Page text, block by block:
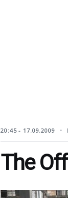
20:45 - 17.09.2009
The